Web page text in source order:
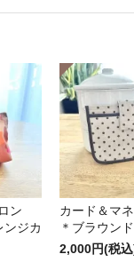
ン
ンジカ
カード＆マ
＊ブラウン
2,000円(税